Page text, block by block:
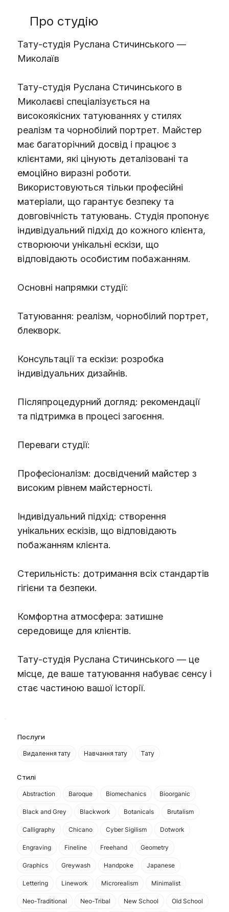
Про студію
Тату-студія Руслана Стичинського —
Миколаїв
Тату-студія Руслана Стичинського в
Миколаєві спеціалізується на
високоякісних татуюваннях у стилях
реалізм та чорнобілий портрет. Майстер
має багаторічний досвід і працює з
клієнтами, які цінують деталізовані та
емоційно виразні роботи.
Використовуються тільки професійні
матеріали, що гарантує безпеку та
довговічність татуювань. Студія пропонує
індивідуальний підхід до кожного клієнта,
створюючи унікальні ескізи, що
відповідають особистим побажанням.
Основні напрямки студії:
Татуювання: реалізм, чорнобілий портрет,
блекворк.
Консультації та ескізи: розробка
індивідуальних дизайнів.
Післяпроцедурний догляд: рекомендації
та підтримка в процесі загоєння.
Переваги студії:
Професіоналізм: досвідчений майстер з
високим рівнем майстерності.
Індивідуальний підхід: створення
унікальних ескізів, що відповідають
побажанням клієнта.
Стерильність: дотримання всіх стандартів
гігієни та безпеки.
Комфортна атмосфера: затишне
середовище для клієнтів.
Тату-студія Руслана Стичинського — це
місце, де ваше татуювання набуває сенсу і
стає частиною вашої історії.
Послуги
Видалення тату Навчання тату Тату
Стилі
Abstraction Baroque Biomechanics Bioorganic
Black and Grey Blackwork Botanicals Brutalism
Calligraphy Chicano Cyber Sigilism Dotwork
Engraving Fineline Freehand Geometry
Graphics Greywash Handpoke Japanese
Lettering Linework Microrealism Minimalist
Neo-Traditional Neo-Tribal New School Old School